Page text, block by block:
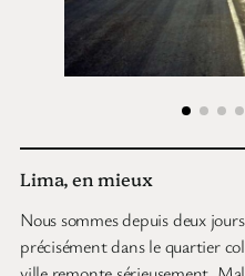
Lima, en mieux
Nous sommes depuis deux
précisément dans le quartier